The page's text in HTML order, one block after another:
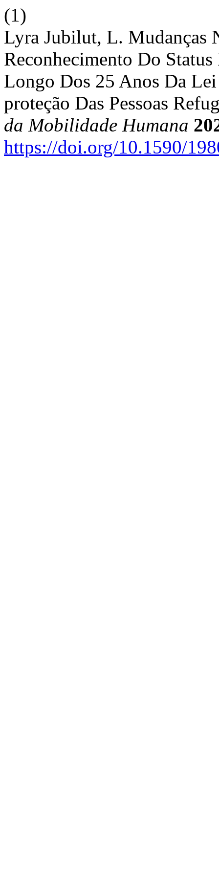
(1)
Lyra Jubilut, L. Mudanças
Reconhecimento Do
Longo Dos 25 Anos Da
proteção Das Pessoas
da Mobilidade Humana
https://doi.org/10.1590/